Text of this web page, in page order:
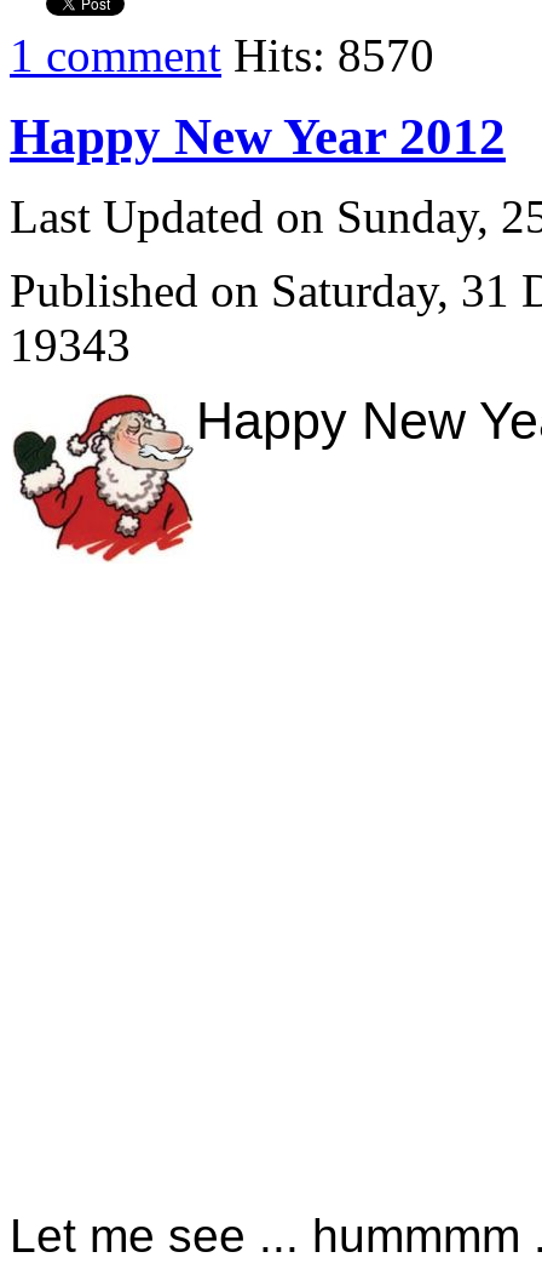
1 comment Hits: 8570
Happy New Year 2012
Last Updated on Sunday,
Published on Saturday, 31
19343
Happy New
Let me see ... hummmm